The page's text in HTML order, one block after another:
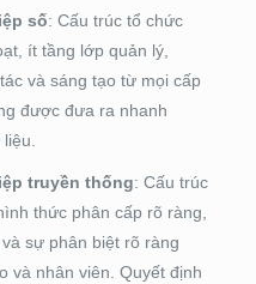
số: Cấu trúc tổ chức
ít tầng lớp quản lý,
và sáng tạo từ mọi cấp
được đưa ra nhanh
truyền thống: Cấu trúc
thức phân cấp rõ ràng,
sự phân biệt rõ ràng
và nhân viên. Quyết định